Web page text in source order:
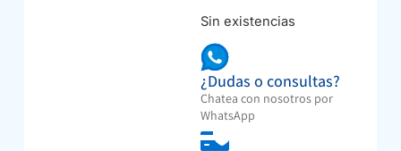
Sin existencias
¿Dudas o consultas?
Chatea con nosotros por
WhatsApp